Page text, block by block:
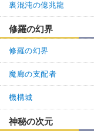
裏混沌の億兆龍
修羅の幻界
修羅の幻界
魔廊の支配者
機構城
神秘の次元